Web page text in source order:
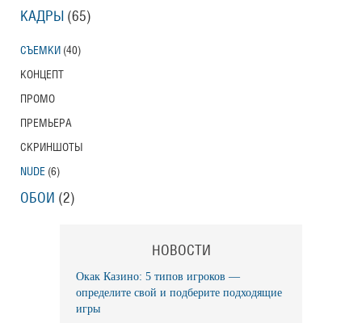
КАДРЫ (65)
СЪЕМКИ (40)
КОНЦЕПТ
ПРОМО
ПРЕМЬЕРА
СКРИНШОТЫ
NUDE (6)
ОБОИ (2)
НОВОСТИ
Окак Казино: 5 типов игроков —
определите свой и подберите подходящие
игры